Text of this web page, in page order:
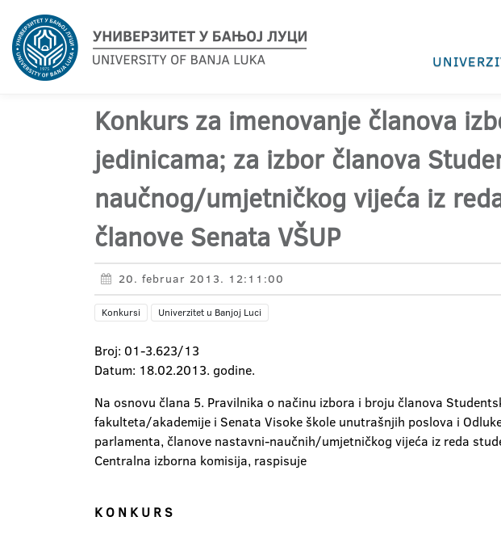
Konkurs za imenovanje članova
jedinicama; za izbor članova
naučnog/umjetničkog vijeća iz
članove Senata VŠUP
20. februar 2013. 12:11:00
Konkursi Univerzitet u Banjoj Luci
Broj: 01-3.623/13
Datum: 18.02.2013. godine.
Na osnovu člana 5. Pravilnika o načinu izbora i broju članova
fakulteta/akademije i Senata Visoke škole unutrašnjih poslova i
parlamenta, članove nastavni-naučnih/umjetničkog vijeća iz reda
Centralna izborna komisija, raspisuje
K O N K U R S